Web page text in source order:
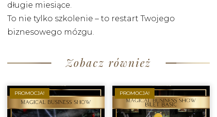
długie miesiące.
To nie tylko szkolenie – to restart Twojego
biznesowego mózgu.
Zobacz również
PROMOCJA! PROMOCJA!